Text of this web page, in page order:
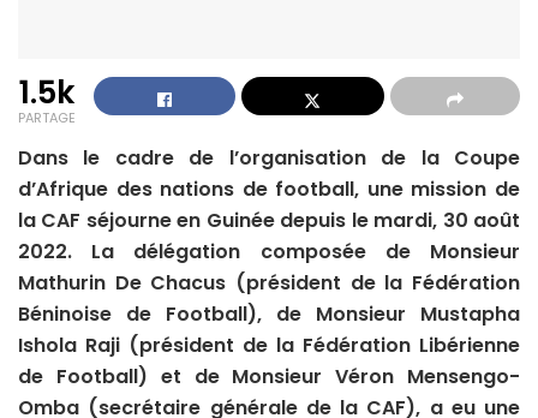
1.5k
PARTAGE
Dans le cadre de l’organisation de la Coupe
d’Afrique des nations de football, une mission de
la CAF séjourne en Guinée depuis le mardi, 30 août
2022. La délégation composée de Monsieur
Mathurin De Chacus (président de la Fédération
Béninoise de Football), de Monsieur Mustapha
Ishola Raji (président de la Fédération Libérienne
de Football) et de Monsieur Véron Mensengo-
Omba (secrétaire générale de la CAF), a eu une